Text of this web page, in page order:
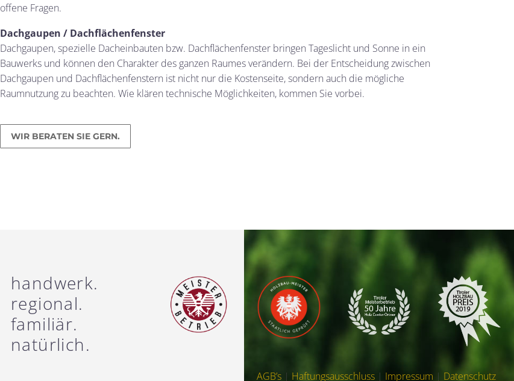
offene Fragen.
Dachgaupen / Dachflächenfenster
Dachgaupen, spezielle Dacheinbauten bzw. Dachflächenfenster bringen Tageslicht und Sonne in ein
Bauwerks und können den Charakter des ganzen Raumes verändern. Bei der Entscheidung zwischen
Dachgaupen und Dachflächenfenstern ist nicht nur die Kostenseite, sondern auch die mögliche
Raumnutzung zu beachten. Wie klären technische Möglichkeiten, kommen Sie vorbei.
WIR BERATEN SIE GERN.
handwerk.
regional.
familiär.
natürlich.
AGB’s | Haftungsausschluss | Impressum | Datenschutz